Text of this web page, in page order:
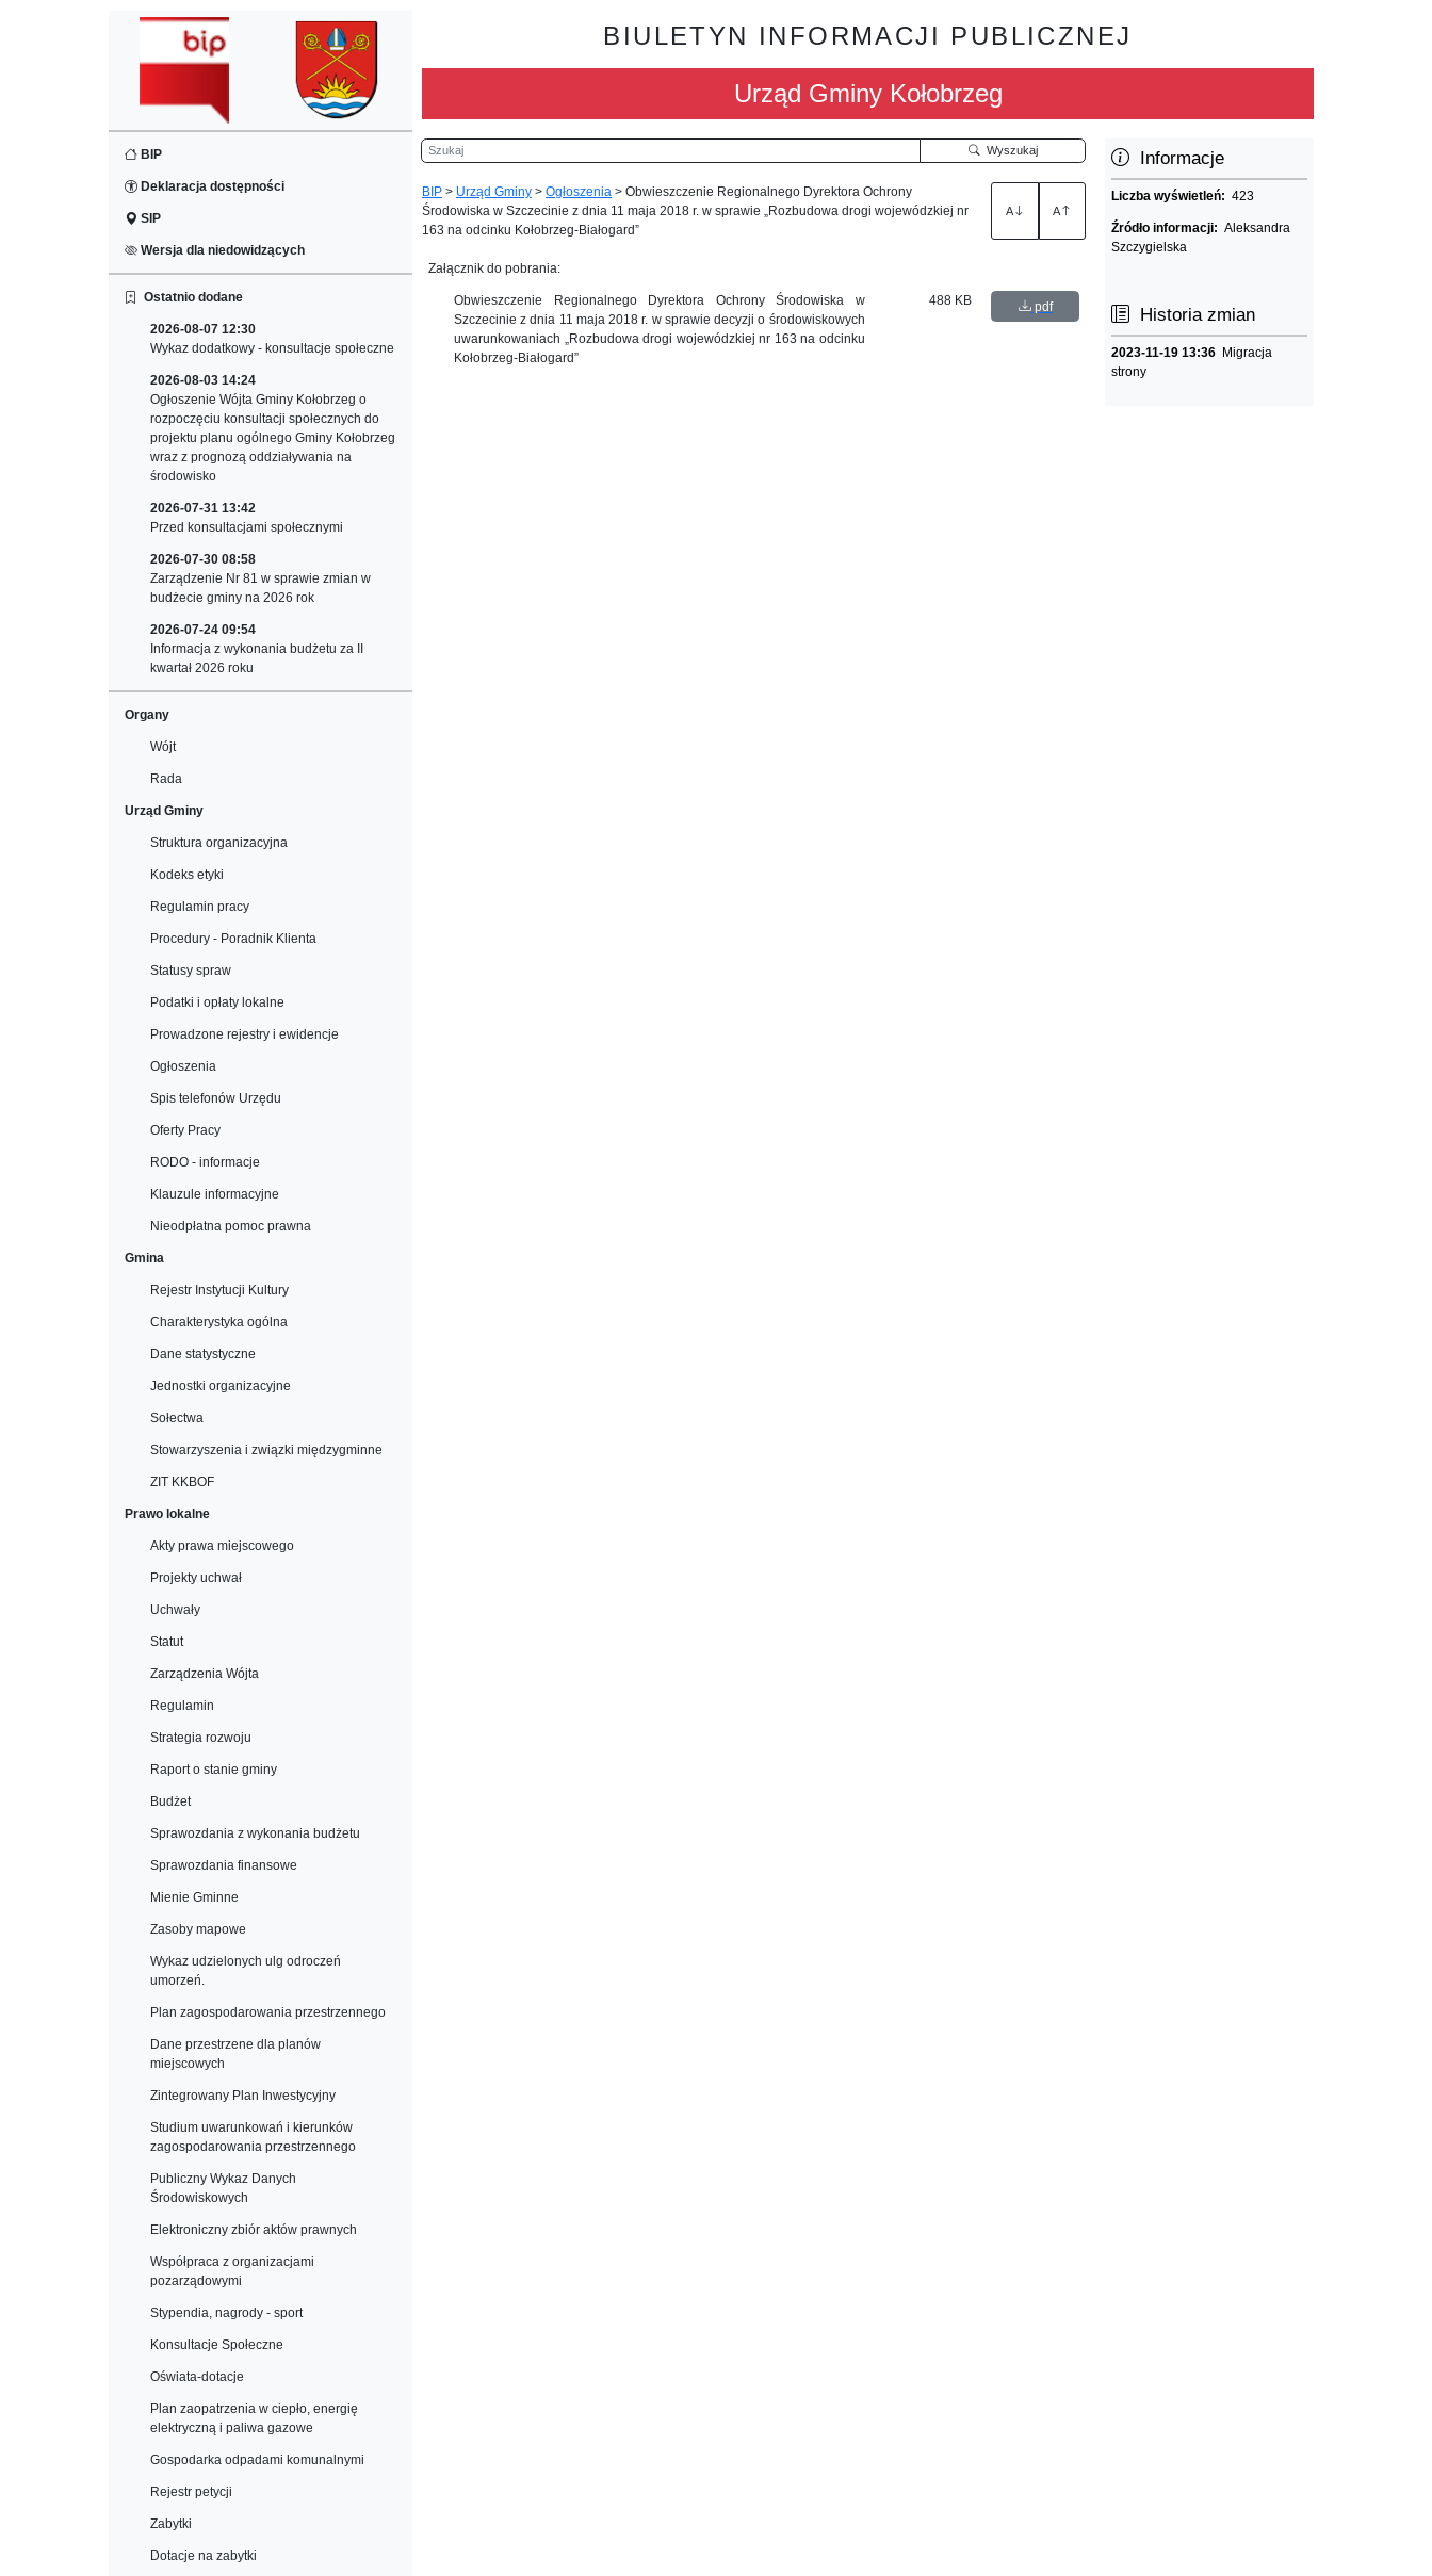
BIP
Deklaracja dostępności
SIP
Wersja dla niedowidzących
Ostatnio dodane
2026-08-07 12:30
Wykaz dodatkowy - konsultacje społeczne
2026-08-03 14:24
Ogłoszenie Wójta Gminy Kołobrzeg o
rozpoczęciu konsultacji społecznych do
projektu planu ogólnego Gminy Kołobrzeg
wraz z prognozą oddziaływania na
środowisko
2026-07-31 13:42
Przed konsultacjami społecznymi
2026-07-30 08:58
Zarządzenie Nr 81 w sprawie zmian w
budżecie gminy na 2026 rok
2026-07-24 09:54
Informacja z wykonania budżetu za II
kwartał 2026 roku
Organy
Wójt
Rada
Urząd Gminy
Struktura organizacyjna
Kodeks etyki
Regulamin pracy
Procedury - Poradnik Klienta
Statusy spraw
Podatki i opłaty lokalne
Prowadzone rejestry i ewidencje
Ogłoszenia
Spis telefonów Urzędu
Oferty Pracy
RODO - informacje
Klauzule informacyjne
Nieodpłatna pomoc prawna
Gmina
Rejestr Instytucji Kultury
Charakterystyka ogólna
Dane statystyczne
Jednostki organizacyjne
Sołectwa
Stowarzyszenia i związki międzygminne
ZIT KKBOF
Prawo lokalne
Akty prawa miejscowego
Projekty uchwał
Uchwały
Statut
Zarządzenia Wójta
Regulamin
Strategia rozwoju
Raport o stanie gminy
Budżet
Sprawozdania z wykonania budżetu
Sprawozdania finansowe
Mienie Gminne
Zasoby mapowe
Wykaz udzielonych ulg odroczeń
umorzeń.
Plan zagospodarowania przestrzennego
Dane przestrzene dla planów
miejscowych
Zintegrowany Plan Inwestycyjny
Studium uwarunkowań i kierunków
zagospodarowania przestrzennego
Publiczny Wykaz Danych
Środowiskowych
Elektroniczny zbiór aktów prawnych
Współpraca z organizacjami
pozarządowymi
Stypendia, nagrody - sport
Konsultacje Społeczne
Oświata-dotacje
Plan zaopatrzenia w ciepło, energię
elektryczną i paliwa gazowe
Gospodarka odpadami komunalnymi
Rejestr petycji
Zabytki
Dotacje na zabytki
BIULETYN INFORMACJI PUBLICZNEJ
Urząd Gminy Kołobrzeg
Szukaj Wyszukaj
BIP > Urząd Gminy > Ogłoszenia > Obwieszczenie Regionalnego Dyrektora Ochrony
Środowiska w Szczecinie z dnia 11 maja 2018 r. w sprawie „Rozbudowa drogi wojewódzkiej nr
163 na odcinku Kołobrzeg-Białogard”
A A
Załącznik do pobrania:
Obwieszczenie Regionalnego Dyrektora Ochrony Środowiska w
Szczecinie z dnia 11 maja 2018 r. w sprawie decyzji o środowiskowych
uwarunkowaniach „Rozbudowa drogi wojewódzkiej nr 163 na odcinku
Kołobrzeg-Białogard”
488 KB pdf
Informacje
Liczba wyświetleń:423
Źródło informacji:Aleksandra
Szczygielska
Historia zmian
2023-11-19 13:36 Migracja
strony